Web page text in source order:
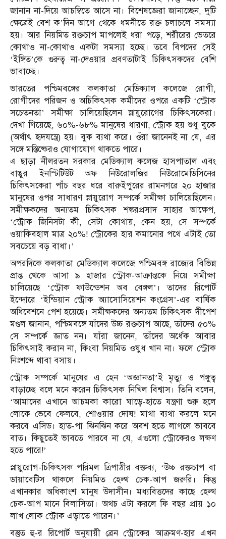
জানান না-দিয়ে আচম্বিতে আসে না। বিশেষজ্ঞেরা জানাচ্ছেন, দুটি
ক্ষেত্রেই বেশ ক’দিন আগে থেকে ধমনীতে রক্ত চলাচলে সমস্যা
হয়। আর নিয়মিত রক্তচাপ মাপলেই ধরা পড়ে, শরীরের ভেতরে
কোথাও না-কোথাও একটা সমস্যা হচ্ছে। তবে বিপদের সেই
‘ইঙ্গিত’কে গুরুত্ব না-দেওয়ার প্রবণতাটাই চিকিৎসকদের বেশি
ভাবাচ্ছে।
ভারতের পশ্চিমবঙ্গের কলকাতা মেডিক্যাল কলেজে রোগী,
রোগীদের পরিজন ও অচিকিৎসক কর্মীদের ওপরে একটি ‘স্ট্রোক
সচেতনতা’ সমীক্ষা চালিয়েছিলেন স্নায়ুরোগের চিকিৎসকেরা।
দেখা গিয়েছে, ৬০%-৬৮% মানুষের ধারণা, স্ট্রোক হয় শুধু বুকে
(অর্থাৎ হৃদযন্ত্রে) হয়। বুক ব্যথা করে। ওঁরা জানেনই না যে, এর
সঙ্গে মস্তিষ্কেরও যোগাযোগ থাকতে পারে।
এ ছাড়া নীলরতন সরকার মেডিক্যাল কলেজ হাসপাতাল এবং
বাঙুর ইনস্টিটিউট অফ নিউরোলজির নিউরোমেডিসিনের
চিকিৎসকেরা পাঁচ বছর ধরে বারুইপুরের রামনগরে ২০ হাজার
মানুষের ওপর সাধারণ স্নায়ুরোগ সম্পর্কে সমীক্ষা চালিয়েছিলেন।
সমীক্ষকদের অন্যতম চিকিৎসক শঙ্করপ্রসাদ সাহার আক্ষেপ,
‘স্ট্রোক জিনিসটা কী, সেটা কোথায়, কেন হয়, সে সম্পর্কে
ওয়াকিবহাল মাত্র ২০%! স্ট্রোকের হার কমানোর পথে এটাই তো
সবচেয়ে বড় বাধা।’
অপরদিকে কলকাতা মেডিক্যাল কলেজে পশ্চিমবঙ্গ রাজ্যের বিভিন্ন
প্রান্ত থেকে আসা ৯ হাজার স্ট্রোক-আক্রান্তকে নিয়ে সমীক্ষা
চালিয়েছে ‘স্ট্রোক ফাউন্ডেশন অব বেঙ্গল’। তাদের রিপোর্ট
ইন্দোরে ‘ইন্ডিয়ান স্ট্রোক অ্যাসোসিয়েশন কংগ্রেস’-এর বার্ষিক
অধিবেশনে পেশ হয়েছে। সমীক্ষকদের অন্যতম চিকিৎসক দীপেশ
মণ্ডল জানান, পশ্চিমবঙ্গে যাঁদের উচ্চ রক্তচাপ আছে, তাঁদের ৫০%
সে সম্পর্কে জ্ঞাত নন। যাঁরা জানেন, তাঁদের অর্ধেক আবার
চিকিৎসাই করান না, কিংবা নিয়মিত ওষুধ খান না। ফলে স্ট্রোক
নিঃশব্দে থাবা বসায়।
স্ট্রোক সম্পর্কে মানুষের এ হেন ‘অজ্ঞানতা’ই মৃত্যু ও পঙ্গুত্ব
বাড়াচ্ছে বলে মনে করেন চিকিৎসক নিখিল বিশ্বাস। তিনি বলেন,
‘আমাদের এখানে আচমকা কারো ঘাড়ে-হাতে যন্ত্রণা শুরু হলে
লোকে ভেবে ফেলবে, শোওয়ার দোষ! মাথা ব্যথা করলে মনে
করবে এসিড। হাত-পা ঝিনঝিন করে অবশ হতে লাগলে ভাববে
বাত। কিছুতেই ভাবতে পারবে না যে, এগুলো স্ট্রোকেরও লক্ষণ
হতে পারে!’
স্নায়ুরোগ-চিকিৎসক পরিমল ত্রিপাঠীর বক্তব্য, ‘উচ্চ রক্তচাপ বা
ডায়াবেটিস থাকলে নিয়মিত হেল্থ চেক-আপ জরুরি। কিন্তু
এখানকার অধিকাংশ মানুষ উদাসীন। মধ্যবিত্তদের কাছে হেল্থ
চেক-আপ মানে বিলাসিতা। অথচ এটা করলে ফি বছর প্রায় ১০
লাখ লোক স্ট্রোক এড়াতে পারেন।’
বস্তুত হু-র রিপোর্ট অনুযায়ী ব্রেন স্ট্রোকের আক্রমণ-হার এখন